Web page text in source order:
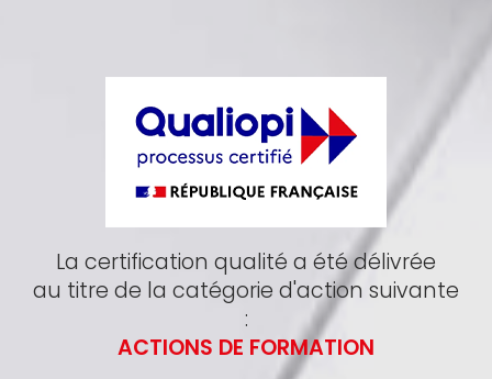
La certification qualité a été délivrée
au titre de la catégorie d'action suivante
:
ACTIONS DE FORMATION